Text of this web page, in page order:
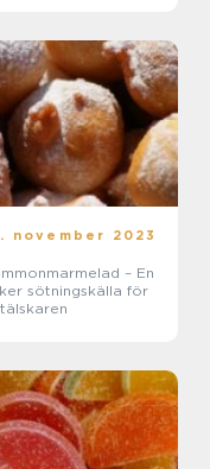
november 2023
– En
sötningskälla för